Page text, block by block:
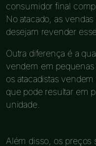
consumidor final
No atacado, as
desejam revender
Outra diferença é a
vendem em pequenas
os atacadistas
que pode resultar em
unidade.
Além disso, os preços